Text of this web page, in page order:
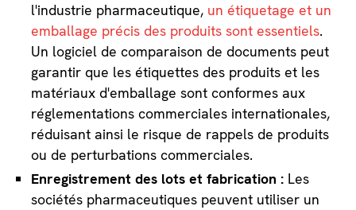
l'industrie pharmaceutique, un étiquetage et un
emballage précis des produits sont essentiels.
Un logiciel de comparaison de documents peut
garantir que les étiquettes des produits et les
matériaux d'emballage sont conformes aux
réglementations commerciales internationales,
réduisant ainsi le risque de rappels de produits
ou de perturbations commerciales.
Enregistrement des lots et fabrication : Les
sociétés pharmaceutiques peuvent utiliser un